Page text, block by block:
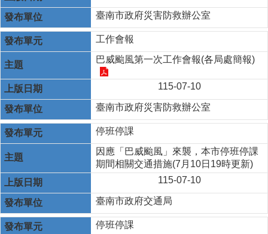
臺南市政府災害防救辦公室
工作會報
巴威颱風第一次工作會報(各局處簡報)
115-07-10
臺南市政府災害防救辦公室
停班停課
因應「巴威颱風」來襲，本市停班停課
期間相關交通措施(7月10日19時更新)
115-07-10
臺南市政府交通局
停班停課